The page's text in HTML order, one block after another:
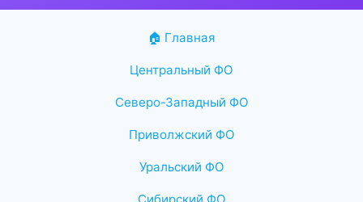
🏠 Главная
Центральный ФО
Северо-Западный ФО
Приволжский ФО
Уральский ФО